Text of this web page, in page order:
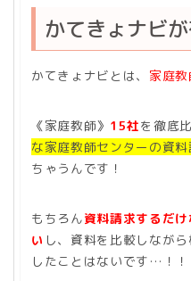
かてきょナビが
かてきょナビとは、 家庭
《家庭教師》 15社を徹底
な家庭教師センターの資
ちゃうんです！
もちろん資料請求するだ
い し、資料を比較しなが
したことはないです…！！